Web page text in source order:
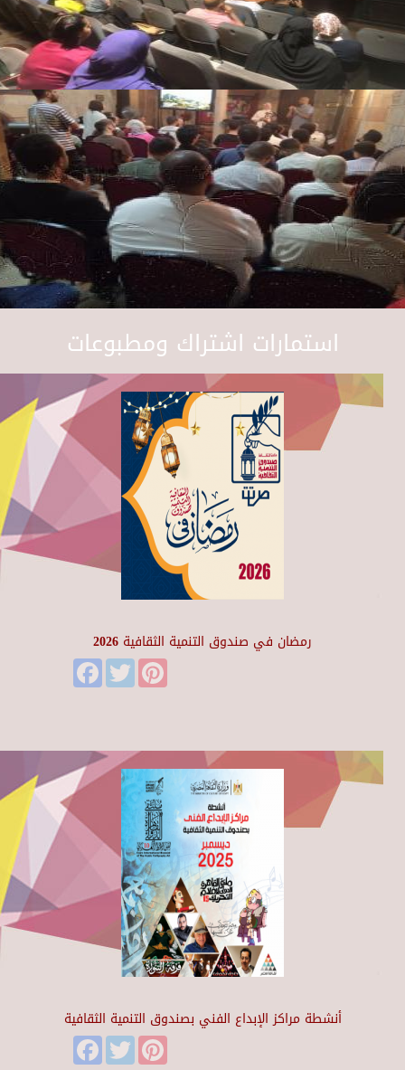
استمارات اشتراك ومطبوعات
رمضان في صندوق التنمية الثقافية 2026
FacebookTwitter
أنشطة مراكز الإبداع الفني بصندوق التنمية الثقافية
FacebookTwitter